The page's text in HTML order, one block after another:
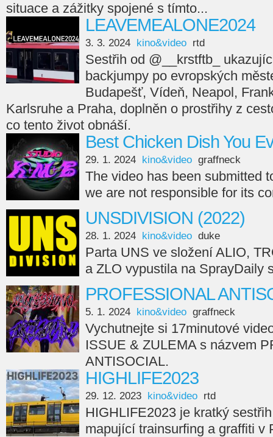
situace a zážitky spojené s tímto...
LEAVEMEALONE2024
3. 3. 2024 kino&video rtd
Sestřih od @__krstftb_
backjumpy po evropských
Budapešť, Vídeň, Neapol,
Karlsruhe a Praha, doplněn o prostřihy z
co tento život obnáší.
Best Chicken Dish You
29. 1. 2024 kino&video graffneck
The video has been submitted
we are not responsible for its
UNSDIVISION (2022)
28. 1. 2024 kino&video duke
Parta UNS ve složení ALIO,
a ZLO vypustila na SprayDaily
PROFESSIONAL
5. 1. 2024 kino&video graffneck
Vychutnejte si 17minutové
ISSUE & ZULEMA s názvem
ANTISOCIAL.
HIGHLIFE2023
29. 12. 2023 kino&video rtd
HIGHLIFE2023 je kratký
mapující trainsurfing a graffiti v